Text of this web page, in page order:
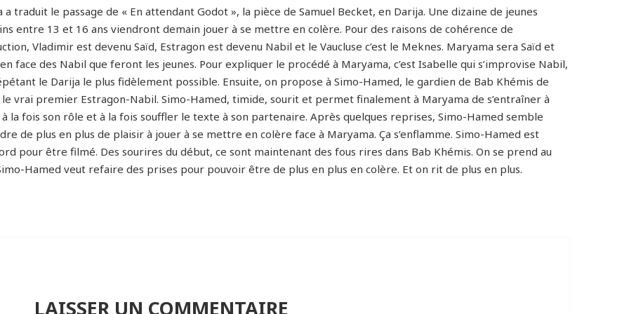
a traduit le passage de « En attendant Godot », la pièce de Samuel Becket, en Darija. Une dizaine de jeunes
entre 13 et 16 ans viendront demain jouer à se mettre en colère. Pour des raisons de cohérence de
Vladimir est devenu Saïd, Estragon est devenu Nabil et le Vaucluse c’est le Meknes. Maryama sera Saïd et
face des Nabil que feront les jeunes. Pour expliquer le procédé à Maryama, c’est Isabelle qui s’improvise Nabil,
le Darija le plus fidèlement possible. Ensuite, on propose à Simo-Hamed, le gardien de Bab Khémis de
vrai premier Estragon-Nabil. Simo-Hamed, timide, sourit et permet finalement à Maryama de s’entraîner à
la fois son rôle et à la fois souffler le texte à son partenaire. Après quelques reprises, Simo-Hamed semble
de plus en plus de plaisir à jouer à se mettre en colère face à Maryama. Ça s’enflamme. Simo-Hamed est
pour être filmé. Des sourires du début, ce sont maintenant des fous rires dans Bab Khémis. On se prend au
Hamed veut refaire des prises pour pouvoir être de plus en plus en colère. Et on rit de plus en plus.
LAISSER UN COMMENTAIRE